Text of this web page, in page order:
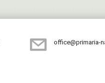
office@primaria-